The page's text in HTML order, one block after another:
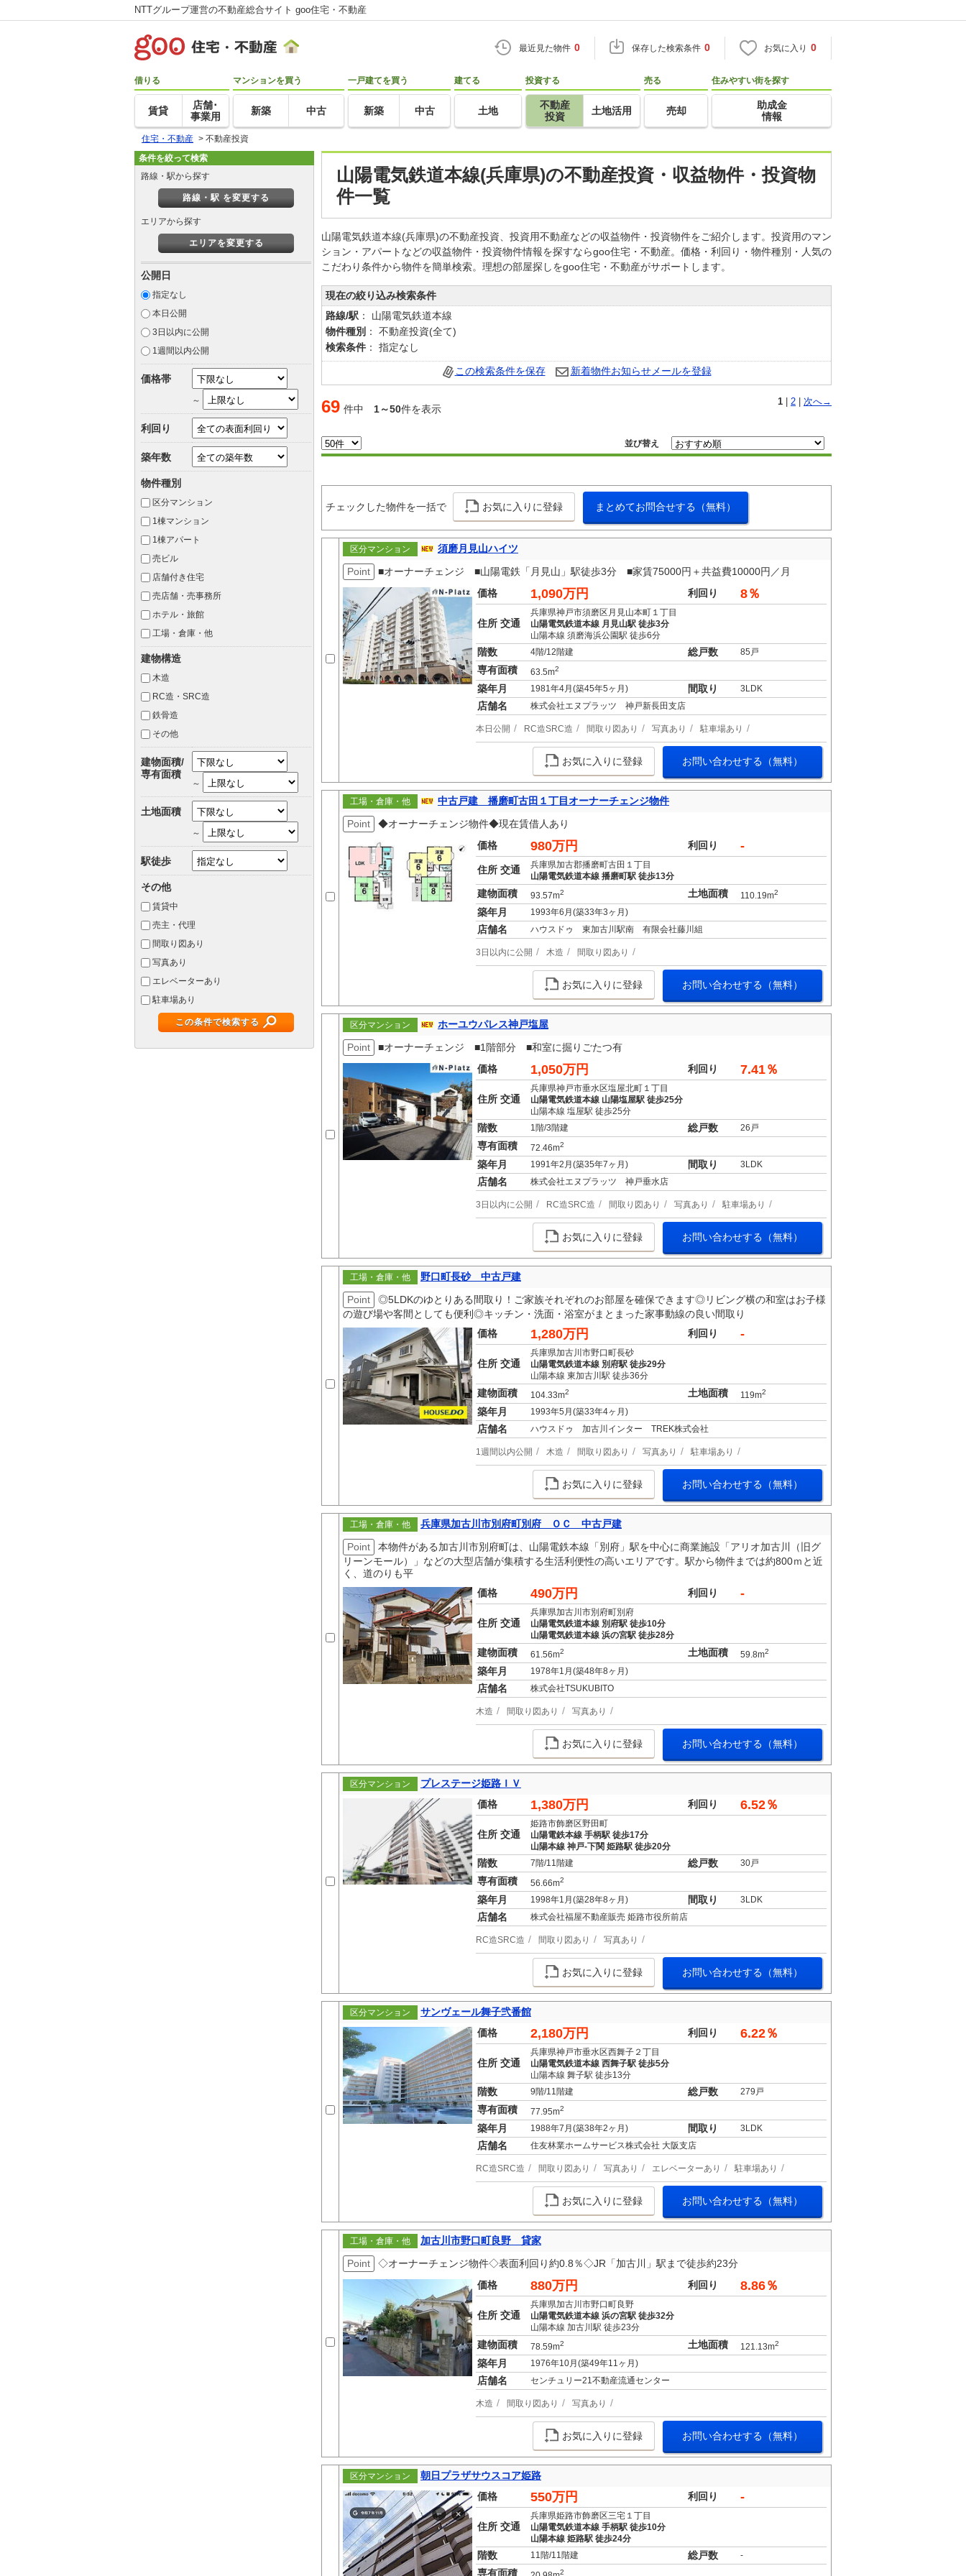
NTTグループ運営の不動産総合サイト goo住宅・不動産
最近見た物件 0 保存した検索条件 0 お気に入り 0
借りる
賃貸
店舗･
事業用
マンションを買う
新築 中古
一戸建てを買う
新築 中古
建てる
土地
投資する
不動産
投資
土地活用
売る
売却
住みやすい街を探す
助成金
情報
住宅・不動産 > 不動産投資
山陽電気鉄道本線(兵庫県)の不動産投資・収益物件・投資物
件一覧
山陽電気鉄道本線(兵庫県)の不動産投資、投資用不動産などの収益物件・投資物件をご紹介します。投資用のマン
ション・アパートなどの収益物件・投資物件情報を探すならgoo住宅・不動産。価格・利回り・物件種別・人気の
こだわり条件から物件を簡単検索。理想の部屋探しをgoo住宅・不動産がサポートします。
現在の絞り込み検索条件
路線/駅 ： 山陽電気鉄道本線
物件種別 ： 不動産投資(全て)
検索条件 ： 指定なし
この検索条件を保存 新着物件お知らせメールを登録
69 件中 1～50件を表示
1 2 次へ→
並び替え
チェックした物件を一括で お気に入りに登録 まとめてお問合せする（無料）
区分マンション
須磨月見山ハイツ
Point
■オーナーチェンジ ■山陽電鉄「月見山」駅徒歩3分 ■家賃75000円＋共益費10000円／月
価格
1,090万円 利回り 8％
住所 交通
兵庫県神戸市須磨区月見山本町１丁目
山陽電気鉄道本線 月見山駅 徒歩3分
山陽本線 須磨海浜公園駅 徒歩6分
階数 4階/12階建 総戸数 85戸
専有面積 63.5m2
築年月 1981年4月(築45年5ヶ月) 間取り 3LDK
店舗名 株式会社エヌプラッツ 神戸新長田支店
本日公開 RC造SRC造 間取り図あり 写真あり 駐車場あり
お気に入りに登録 お問い合わせする（無料）
工場・倉庫・他
中古戸建 播磨町古田１丁目オーナーチェンジ物件
Point
◆オーナーチェンジ物件◆現在賃借人あり
価格
980万円 利回り -
住所 交通
兵庫県加古郡播磨町古田１丁目
山陽電気鉄道本線 播磨町駅 徒歩13分
建物面積 93.57m2 土地面積 110.19m2
築年月 1993年6月(築33年3ヶ月)
店舗名 ハウスドゥ 東加古川駅南 有限会社藤川組
3日以内に公開 木造 間取り図あり
お気に入りに登録 お問い合わせする（無料）
区分マンション
ホーユウパレス神戸塩屋
Point
■オーナーチェンジ ■1階部分 ■和室に掘りごたつ有
価格
1,050万円 利回り 7.41％
住所 交通
兵庫県神戸市垂水区塩屋北町１丁目
山陽電気鉄道本線 山陽塩屋駅 徒歩25分
山陽本線 塩屋駅 徒歩25分
階数 1階/3階建 総戸数 26戸
専有面積 72.46m2
築年月 1991年2月(築35年7ヶ月) 間取り 3LDK
店舗名 株式会社エヌプラッツ 神戸垂水店
3日以内に公開 RC造SRC造 間取り図あり 写真あり 駐車場あり
お気に入りに登録 お問い合わせする（無料）
工場・倉庫・他
野口町長砂 中古戸建
Point
◎5LDKのゆとりある間取り！ご家族それぞれのお部屋を確保できます◎リビング横の和室はお子様
の遊び場や客間としても便利◎キッチン・洗面・浴室がまとまった家事動線の良い間取り
価格
1,280万円 利回り -
住所 交通
兵庫県加古川市野口町長砂
山陽電気鉄道本線 別府駅 徒歩29分
山陽本線 東加古川駅 徒歩36分
建物面積 104.33m2 土地面積 119m2
築年月 1993年5月(築33年4ヶ月)
店舗名 ハウスドゥ 加古川インター TREK株式会社
1週間以内公開 木造 間取り図あり 写真あり 駐車場あり
お気に入りに登録 お問い合わせする（無料）
工場・倉庫・他
兵庫県加古川市別府町別府 ＯＣ 中古戸建
Point
本物件がある加古川市別府町は、山陽電鉄本線「別府」駅を中心に商業施設「アリオ加古川（旧グ
リーンモール）」などの大型店舗が集積する生活利便性の高いエリアです。駅から物件までは約800ｍと近
く、道のりも平
価格
490万円 利回り -
住所 交通
兵庫県加古川市別府町別府
山陽電気鉄道本線 別府駅 徒歩10分
山陽電気鉄道本線 浜の宮駅 徒歩28分
建物面積 61.56m2 土地面積 59.8m2
築年月 1978年1月(築48年8ヶ月)
店舗名 株式会社TSUKUBITO
木造 間取り図あり 写真あり
お気に入りに登録 お問い合わせする（無料）
区分マンション
プレステージ姫路ＩＶ
価格
1,380万円 利回り 6.52％
住所 交通
姫路市飾磨区野田町
山陽電鉄本線 手柄駅 徒歩17分
山陽本線 神戸-下関 姫路駅 徒歩20分
階数 7階/11階建 総戸数 30戸
専有面積 56.66m2
築年月 1998年1月(築28年8ヶ月) 間取り 3LDK
店舗名 株式会社福屋不動産販売 姫路市役所前店
RC造SRC造 間取り図あり 写真あり
お気に入りに登録 お問い合わせする（無料）
区分マンション
サンヴェール舞子弐番館
価格
2,180万円 利回り 6.22％
住所 交通
兵庫県神戸市垂水区西舞子２丁目
山陽電気鉄道本線 西舞子駅 徒歩5分
山陽本線 舞子駅 徒歩13分
階数 9階/11階建 総戸数 279戸
専有面積 77.95m2
築年月 1988年7月(築38年2ヶ月) 間取り 3LDK
店舗名 住友林業ホームサービス株式会社 大阪支店
RC造SRC造 間取り図あり 写真あり エレベーターあり 駐車場あり
お気に入りに登録 お問い合わせする（無料）
工場・倉庫・他
加古川市野口町良野 貸家
Point
◇オーナーチェンジ物件◇表面利回り約0.8％◇JR「加古川」駅まで徒歩約23分
価格
880万円 利回り 8.86％
住所 交通
兵庫県加古川市野口町良野
山陽電気鉄道本線 浜の宮駅 徒歩32分
山陽本線 加古川駅 徒歩23分
建物面積 78.59m2 土地面積 121.13m2
築年月 1976年10月(築49年11ヶ月)
店舗名 センチュリー21不動産流通センター
木造 間取り図あり 写真あり
お気に入りに登録 お問い合わせする（無料）
区分マンション
朝日プラザサウスコア姫路
価格
550万円 利回り -
住所 交通
兵庫県姫路市飾磨区三宅１丁目
山陽電気鉄道本線 手柄駅 徒歩10分
山陽本線 姫路駅 徒歩24分
階数 11階/11階建 総戸数 -
専有面積 2
条件を絞って検索
路線・駅から探す
路線・駅 を変更する
エリアから探す
エリアを変更する
公開日
指定なし
本日公開
3日以内に公開
1週間以内公開
価格帯
～
利回り
築年数
物件種別
区分マンション
1棟マンション
1棟アパート
売ビル
店舗付き住宅
売店舗・売事務所
ホテル・旅館
工場・倉庫・他
建物構造
木造
RC造・SRC造
鉄骨造
その他
建物面積/
専有面積
～
土地面積
～
駅徒歩
その他
賃貸中
売主・代理
間取り図あり
写真あり
エレベーターあり
駐車場あり
この条件で検索する